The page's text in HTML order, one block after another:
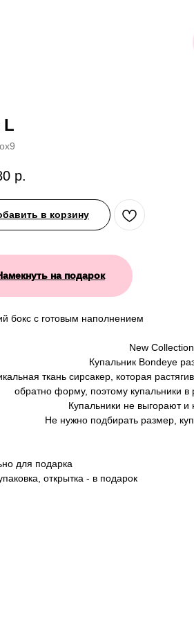
L
р.
в корзину
на подарок
бокс с готовым наполнением
New Collection
Купальник Bondeye
ткань сирсакер, которая
обратно форму, поэтому купальники
Купальники не выгорают и
Не нужно подбирать размер,
для подарка
открытка - в подарок